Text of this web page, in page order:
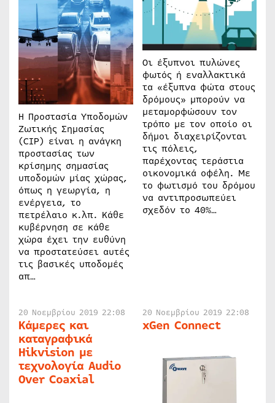
Η Προστασία Υποδομών
Ζωτικής Σημασίας
(CIP) είναι η ανάγκη
προστασίας των
κρίσημης σημασίας
υποδομών μίας χώρας,
όπως η γεωργία, η
ενέργεια, το
πετρέλαιο κ.λπ. Κάθε
κυβέρνηση σε κάθε
χώρα έχει την ευθύνη
να προστατεύσει αυτές
τις βασικές υποδομές
απ…
Οι έξυπνοι πυλώνες
φωτός ή εναλλακτικά
τα «έξυπνα φώτα στους
δρόμους» μπορούν να
μεταμορφώσουν τον
τρόπο με τον οποίο οι
δήμοι διαχειρίζονται
τις πόλεις,
παρέχοντας τεράστια
οικονομικά οφέλη. Με
το φωτισμό του δρόμου
να αντιπροσωπεύει
σχεδόν το 40%…
20 Νοεμβρίου 2019 22:08
Κάμερες και
καταγραφικά
Hikvision με
τεχνολογία Audio
Over Coaxial
20 Νοεμβρίου 2019 22:08
xGen Connect